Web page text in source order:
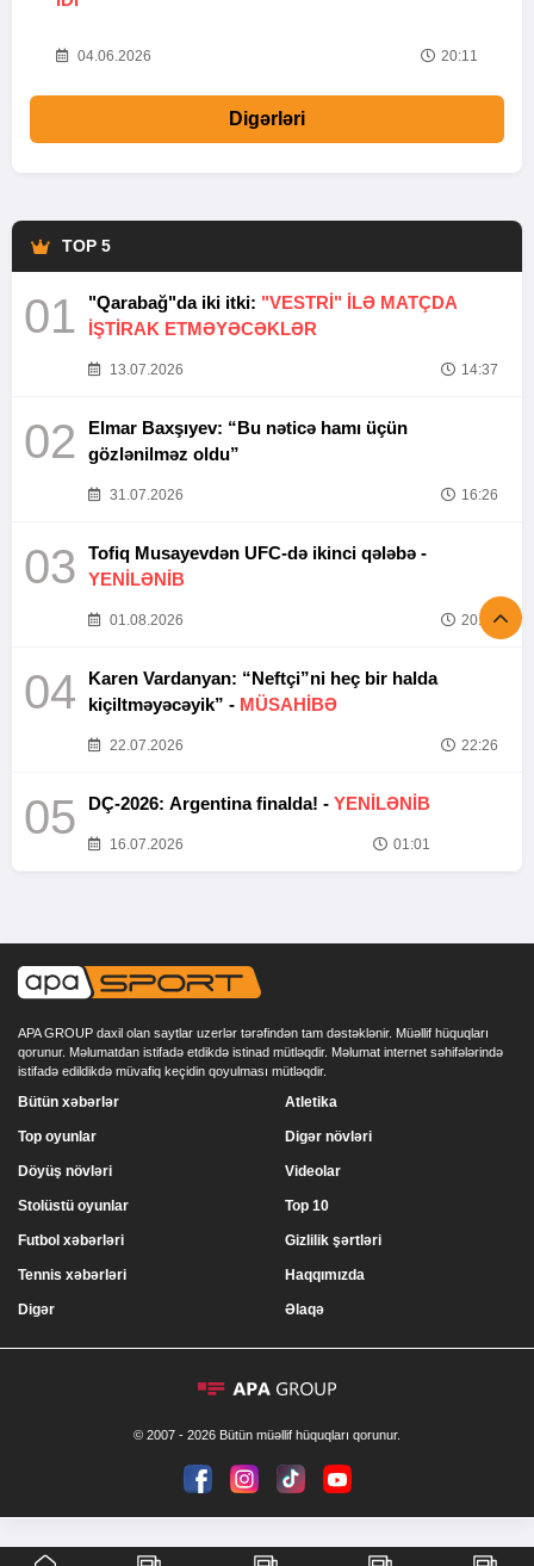
04.06.2026 20:11
Digərləri
TOP 5
01 "Qarabağ"da iki itki: "VESTRİ" İLƏ MATÇDA
İŞTİRAK ETMƏYƏCƏKLƏR
13.07.2026 14:37
02
Elmar Baxşıyev: “Bu nəticə hamı üçün
gözlənilməz oldu”
31.07.2026 16:26
03
Tofiq Musayevdən UFC-də ikinci qələbə -
YENİLƏNİB
01.08.2026 20:52
04
Karen Vardanyan: “Neftçi”ni heç bir halda
kiçiltməyəcəyik” - MÜSAHİBƏ
22.07.2026 22:26
05 DÇ-2026: Argentina finalda! - YENİLƏNİB
16.07.2026 01:01
APA GROUP daxil olan saytlar uzerlər tərəfindən tam dəstəklənir. Müəllif hüquqları
qorunur. Məlumatdan istifadə etdikdə istinad mütləqdir. Məlumat internet səhifələrində
istifadə edildikdə müvafiq keçidin qoyulması mütləqdir.
Bütün xəbərlər
Top oyunlar
Döyüş növləri
Stolüstü oyunlar
Atletika
Digər növləri
Videolar
Top 10
Futbol xəbərləri
Tennis xəbərləri
Digər
Gizlilik şərtləri
Haqqımızda
Əlaqə
© 2007 - 2026 Bütün müəllif hüquqları qorunur.